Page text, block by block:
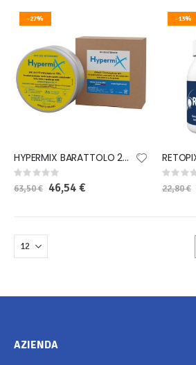
-27%
HYPERMIX BARATTOLO 200 ML
Rating:
0%
63,50 € Special
Price
46,54 €
-13%
Rating:
0%
22,80 €
AZIENDA